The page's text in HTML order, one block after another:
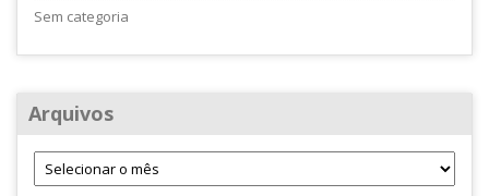
Sem categoria
Arquivos